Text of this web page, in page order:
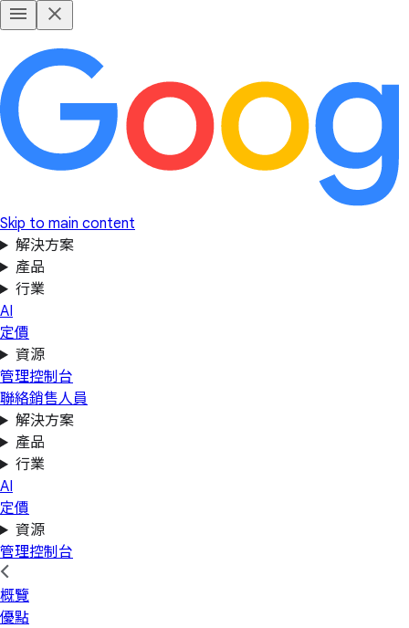
Skip to main content
解決方案
產品
行業
AI
定價
資源
管理控制台
聯絡銷售人員
解決方案
產品
行業
AI
定價
資源
管理控制台
概覽
優點